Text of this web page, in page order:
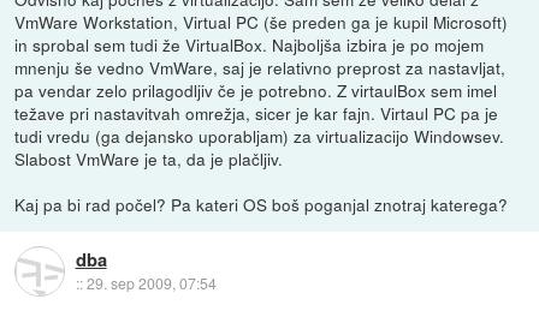
VmWare Workstation, Virtual PC (še preden ga je kupil Microsoft)
in sprobal sem tudi že VirtualBox. Najboljša izbira je po mojem
mnenju še vedno VmWare, saj je relativno preprost za nastavljat,
pa vendar zelo prilagodljiv če je potrebno. Z virtaulBox sem imel
težave pri nastavitvah omrežja, sicer je kar fajn. Virtaul PC pa je
tudi vredu (ga dejansko uporabljam) za virtualizacijo Windowsev.
Slabost VmWare je ta, da je plačljiv.
Kaj pa bi rad počel? Pa kateri OS boš poganjal znotraj katerega?
dba
::29. sep 2009, 07:54